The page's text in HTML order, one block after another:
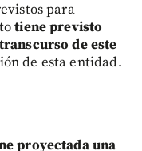
para
tiene previsto
de este
de esta entidad.
proyectada una